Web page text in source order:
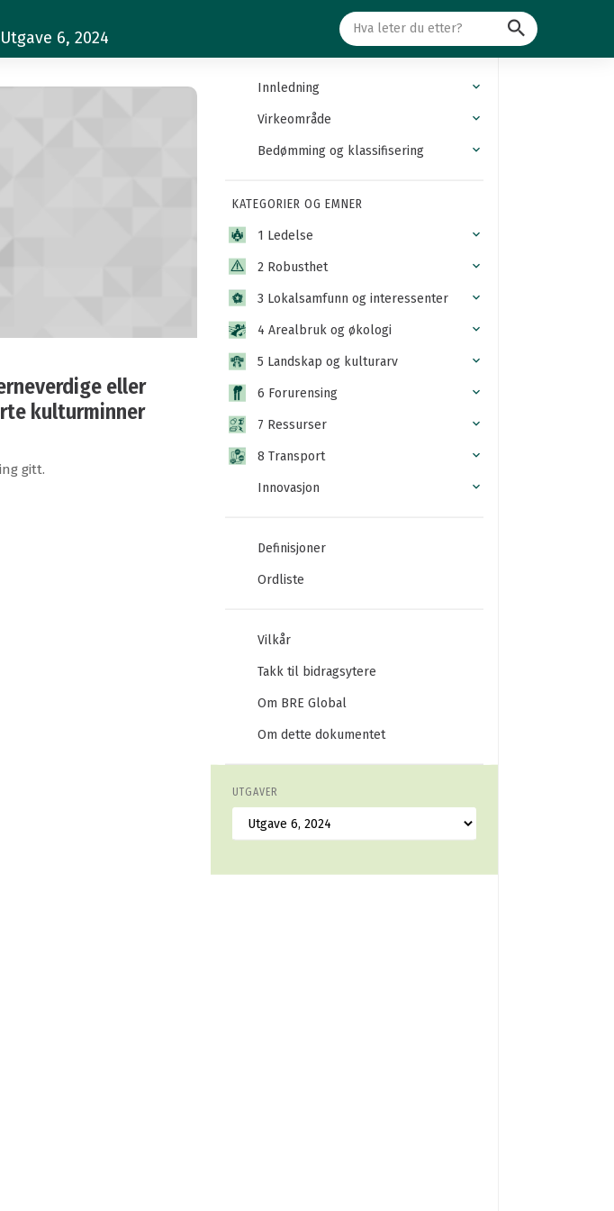
6, 2024 Søk
eller
kulturminner
gitt.
Innledning
Virkeområde
Bedømming og klassifisering
KATEGORIER OG EMNER
1 Ledelse
2 Robusthet
3 Lokalsamfunn og interessenter
4 Arealbruk og økologi
5 Landskap og kulturarv
6 Forurensing
7 Ressurser
8 Transport
Innovasjon
Definisjoner
Ordliste
Vilkår
Takk til bidragsytere
Om BRE Global
Om dette dokumentet
UTGAVER